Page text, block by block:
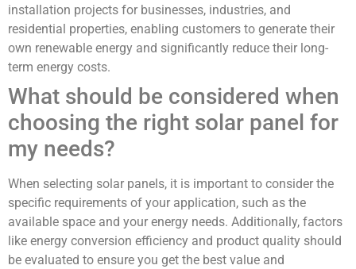
installation projects for businesses, industries, and
residential properties, enabling customers to generate their
own renewable energy and significantly reduce their long-
term energy costs.
What should be considered when
choosing the right solar panel for
my needs?
When selecting solar panels, it is important to consider the
specific requirements of your application, such as the
available space and your energy needs. Additionally, factors
like energy conversion efficiency and product quality should
be evaluated to ensure you get the best value and